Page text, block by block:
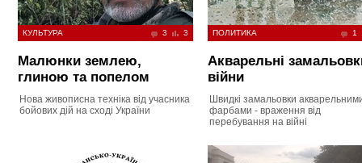
КУЛЬТУРА 3 3
Малюнки землею,
глиною та попелом
Нова живописна техніка від учасника
бойових дій на сході України
ПОЛИТИКА 1
Акварельні
війни
Швидкі замальовки
фарбами - враження від
перебування на війні